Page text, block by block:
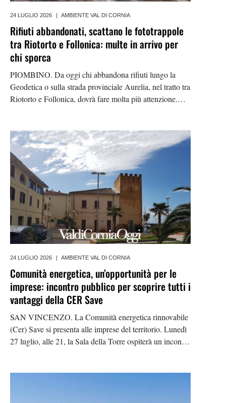
24 LUGLIO 2026 | AMBIENTE VAL DI CORNIA
Rifiuti abbandonati, scattano le fototrappole
tra Riotorto e Follonica: multe in arrivo per
chi sporca
PIOMBINO. Da oggi chi abbandona rifiuti lungo la
Geodetica o sulla strada provinciale Aurelia, nel tratto tra
Riotorto e Follonica, dovrà fare molta più attenzione.
24 LUGLIO 2026 AMBIENTE VAL DI CORNIA
Comunità energetica, un’opportunità per le
imprese: incontro pubblico per scoprire tutti i
vantaggi della CER Save
SAN VINCENZO. La Comunità energetica rinnovabile
(Cer) Save si presenta alle imprese del territorio. Lunedì
27 luglio, alle 21, la Sala della Torre ospiterà un incontro